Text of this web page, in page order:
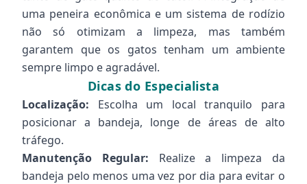
uma peneira econômica e um sistema de rodízio
não só otimizam a limpeza, mas também
garantem que os gatos tenham um ambiente
sempre limpo e agradável.
Dicas do Especialista
Localização: Escolha um local tranquilo para
posicionar a bandeja, longe de áreas de alto
tráfego.
Manutenção Regular: Realize a limpeza da
bandeja pelo menos uma vez por dia para evitar o